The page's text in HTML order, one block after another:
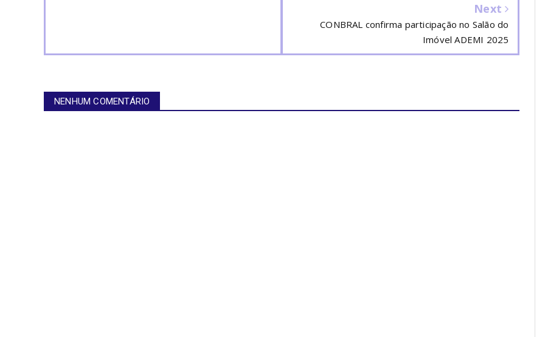
Next
CONBRAL confirma participação no Salão do
Imóvel ADEMI 2025
NENHUM COMENTÁRIO